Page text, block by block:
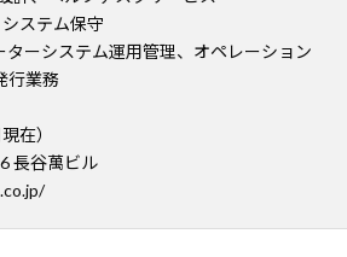
ステム保守
ーシステム運用管理、オペレーション
行業務
在）
長谷萬ビル